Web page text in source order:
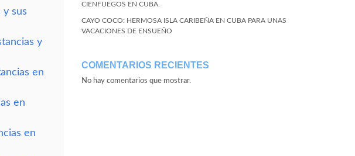
y sus
y
en
en
en
CIENFUEGOS EN CUBA.
CAYO COCO: HERMOSA ISLA CARIBEÑA EN CUBA PARA UNAS
VACACIONES DE ENSUEÑO
COMENTARIOS RECIENTES
No hay comentarios que mostrar.